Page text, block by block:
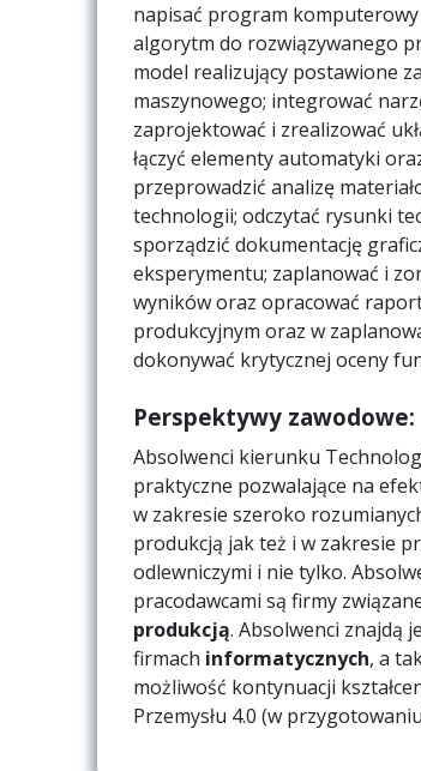
napisać program
algorytm do rozwiązywanego
model realizujący postawione
maszynowego; integrować
zaprojektować i zrealizować
łączyć elementy automatyki
przeprowadzić analizę
technologii; odczytać rysunki
sporządzić dokumentację
eksperymentu; zaplanować i
wyników oraz opracować
produkcyjnym oraz w
dokonywać krytycznej oceny
Perspektywy zawodowe:
Absolwenci kierunku
praktyczne pozwalające na
w zakresie szeroko
produkcją jak też i w zakresie
odlewniczymi i nie tylko.
pracodawcami są firmy
produkcją. Absolwenci znajdą
firmach informatycznych, a
możliwość kontynuacji
Przemysłu 4.0 (w